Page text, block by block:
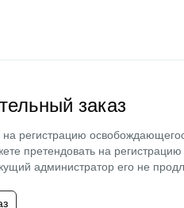
заказ
регистрацию
претендовать на регистрацию
администратор его не